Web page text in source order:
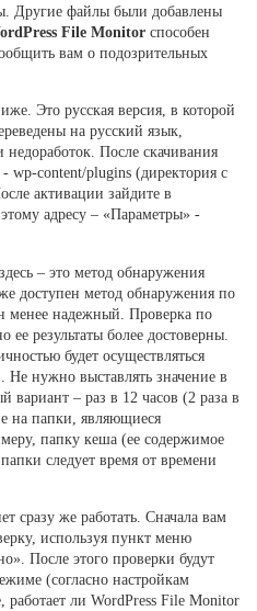
Другие файлы были добавлены
File Monitor способен
вам о подозрительных
Это русская версия, в которой
на русский язык,
После скачивания
wp-content/plugins (директория с
активации зайдите в
адресу – «Параметры» -
– это метод обнаружения
доступен метод обнаружения по
менее надежный. Проверка по
результаты более достоверны.
будет осуществляться
Не нужно выставлять значение в
– раз в 12 часов (2 раза в
на папки, являющиеся
папку кеша (ее содержимое
следует время от времени
сразу же работать. Сначала вам
используя пункт меню
После этого проверки будут
(согласно настройкам
работает ли WordPress File Monitor